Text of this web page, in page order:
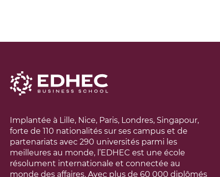
Implantée à Lille, Nice, Paris, Londres, Singapour,
forte de 110 nationalités sur ses campus et de
partenariats avec 290 universités parmi les
meilleures au monde, l’EDHEC est une école
résolument internationale et connectée au
monde des affaires. Avec plus de 60 000 diplômés